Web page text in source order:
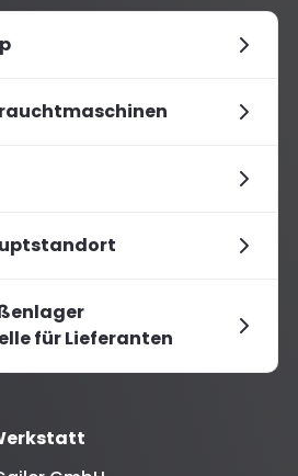
für Lieferanten